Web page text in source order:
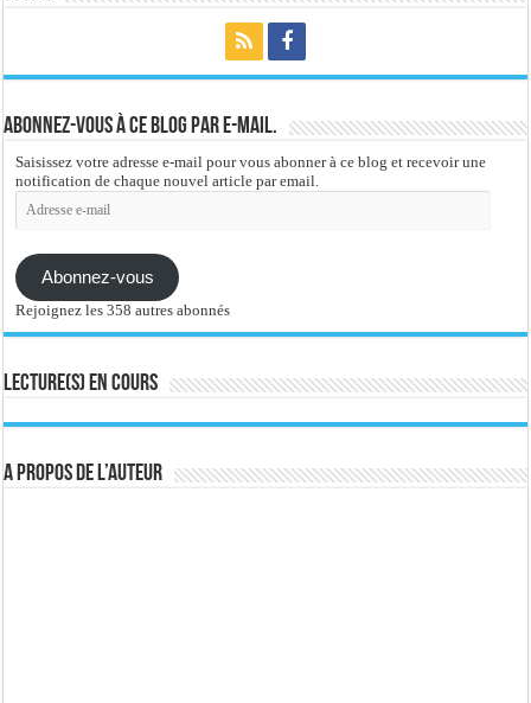
Abonnez-vous à ce blog par e-mail.
Saisissez votre adresse e-mail pour vous abonner à ce blog et recevoir une
notification de chaque nouvel article par email.
Adresse
e-
Abonnez-vous
Rejoignez les 358 autres abonnés
Lecture(s) en cours
A propos de l’auteur